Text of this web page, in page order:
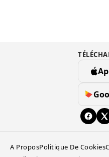
A ProposPolitique De Cookies